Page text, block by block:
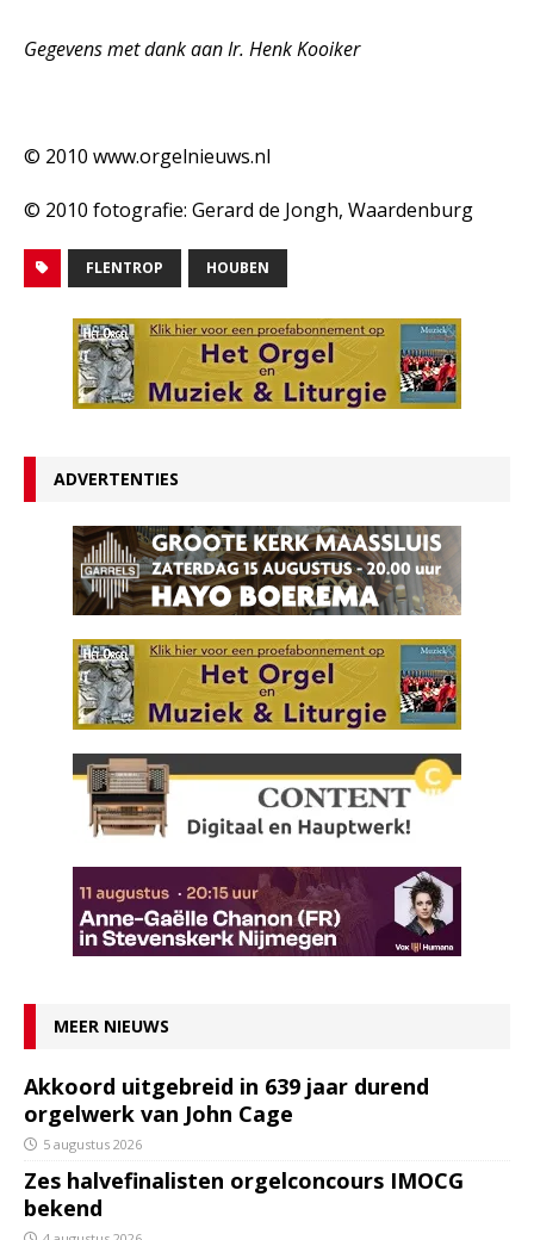
Gegevens met dank aan Ir. Henk Kooiker
© 2010 www.orgelnieuws.nl
© 2010 fotografie: Gerard de Jongh, Waardenburg
FLENTROP HOUBEN
ADVERTENTIES
MEER NIEUWS
Akkoord uitgebreid in 639 jaar durend
orgelwerk van John Cage
5 augustus 2026
Zes halvefinalisten orgelconcours IMOCG
bekend